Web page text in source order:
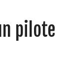
pilote